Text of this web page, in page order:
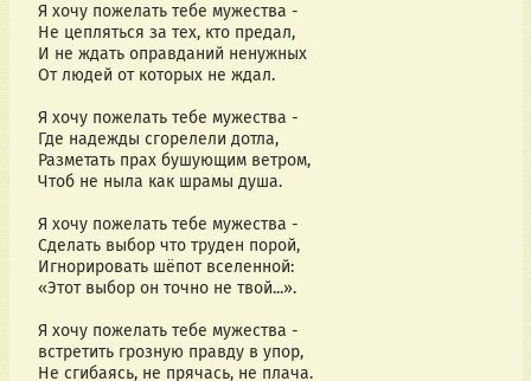
Я хочу пожелать тебе мужества -
Не цепляться за тех, кто предал,
И не ждать оправданий ненужных
От людей от которых не ждал.
Я хочу пожелать тебе мужества -
Где надежды сгорелели дотла,
Разметать прах бушующим ветром,
Чтоб не ныла как шрамы душа.
Я хочу пожелать тебе мужества -
Сделать выбор что труден порой,
Игнорировать шёпот вселенной:
«Этот выбор он точно не твой...».
Я хочу пожелать тебе мужества -
встретить грозную правду в упор,
Не сгибаясь, не прячась, не плача.